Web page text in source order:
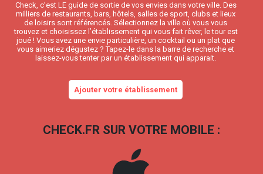
Check, c’est LE guide de sortie de vos envies dans votre ville. Des
milliers de restaurants, bars, hôtels, salles de sport, clubs et lieux
de loisirs sont référencés. Sélectionnez la ville où vous vous
trouvez et choisissez l’établissement qui vous fait rêver, le tour est
joué ! Vous avez une envie particulière, un cocktail ou un plat que
vous aimeriez dégustez ? Tapez-le dans la barre de recherche et
laissez-vous tenter par un établissement qui apparait.
Ajouter votre établissement
CHECK.FR SUR VOTRE MOBILE :